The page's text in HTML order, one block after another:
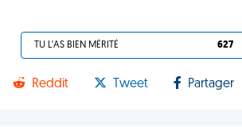
TU L'AS BIEN MÉRITÉ 627
Reddit Tweet Partager